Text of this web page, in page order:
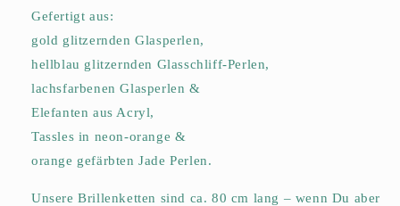
Gefertigt aus:
gold glitzernden Glasperlen,
hellblau glitzernden Glasschliff-Perlen,
lachsfarbenen Glasperlen &
Elefanten aus Acryl,
Tassles in neon-orange &
orange gefärbten Jade Perlen.
Unsere Brillenketten sind ca. 80 cm lang – wenn Du aber